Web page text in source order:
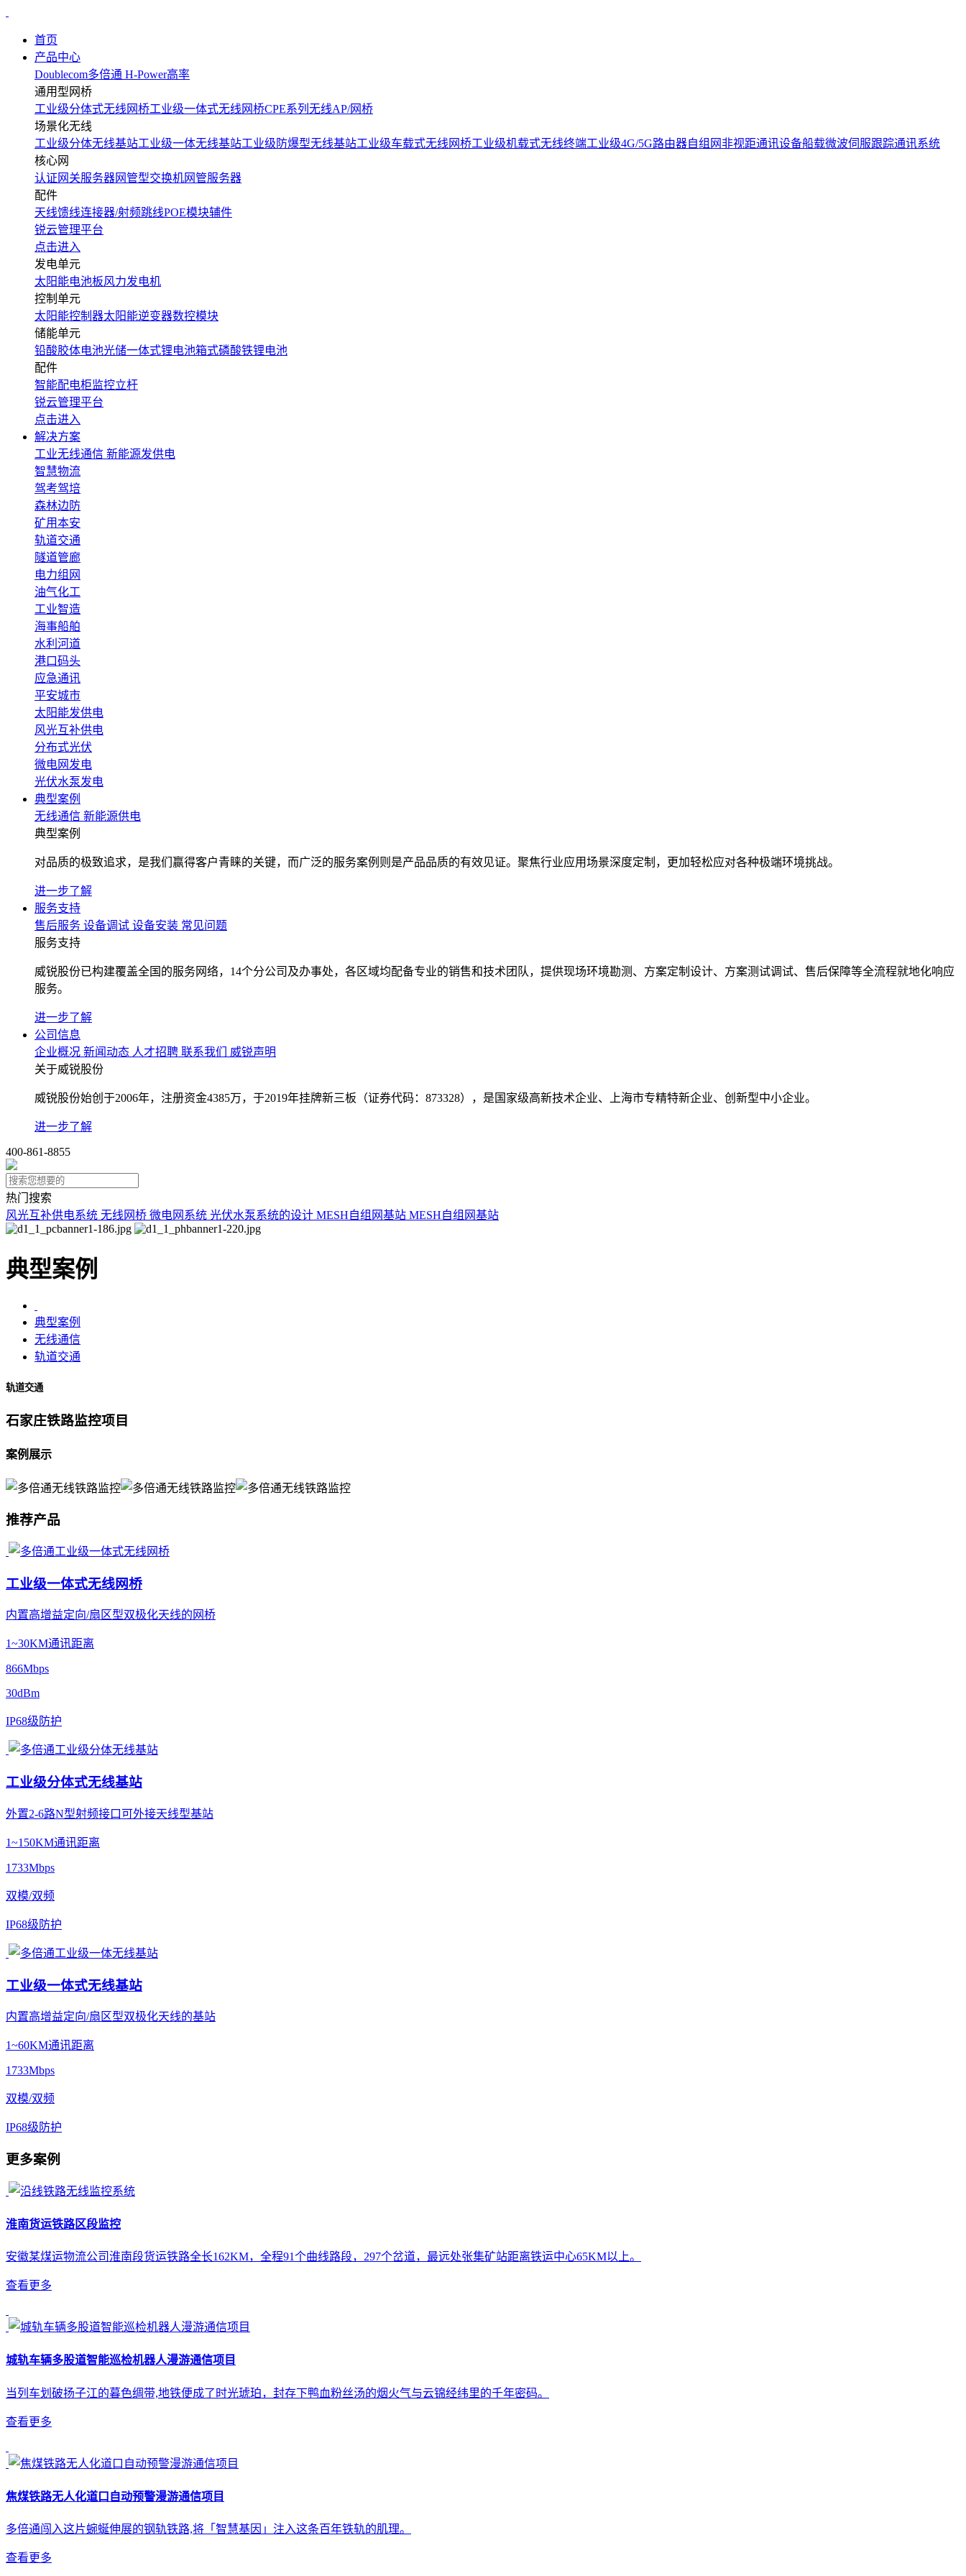
首页
产品中心
Doublecom多倍通 H-Power高率
通用型网桥
工业级分体式无线网桥工业级一体式无线网桥CPE系列无线AP/网桥
场景化无线
工业级分体无线基站工业级一体无线基站工业级防爆型无线基站工业级车载式无线网桥工业级机载式无线终端工业级4G/5G路由器自组网非视距通讯设备船载微波伺服跟踪通讯系统
核心网
认证网关服务器网管型交换机网管服务器
配件
天线馈线连接器/射频跳线POE模块辅件
锐云管理平台
点击进入
发电单元
太阳能电池板风力发电机
控制单元
太阳能控制器太阳能逆变器数控模块
储能单元
铅酸胶体电池光储一体式锂电池箱式磷酸铁锂电池
配件
智能配电柜监控立杆
锐云管理平台
点击进入
解决方案
工业无线通信 新能源发供电
智慧物流
驾考驾培
森林边防
矿用本安
轨道交通
隧道管廊
电力组网
油气化工
工业智造
海事船舶
水利河道
港口码头
应急通讯
平安城市
太阳能发供电
风光互补供电
分布式光伏
微电网发电
光伏水泵发电
典型案例
无线通信 新能源供电
典型案例
对品质的极致追求，是我们赢得客户青睐的关键，而广泛的服务案例则是产品品质的有效见证。聚焦行业应用场景深度定制，更加轻松应对各种极端环境挑战。
进一步了解
服务支持
售后服务 设备调试 设备安装 常见问题
服务支持
威锐股份已构建覆盖全国的服务网络，14个分公司及办事处，各区域均配备专业的销售和技术团队，提供现场环境勘测、方案定制设计、方案测试调试、售后保障等全流程就地化响应
服务。
进一步了解
公司信息
企业概况 新闻动态 人才招聘 联系我们
威锐声明
关于威锐股份
威锐股份始创于2006年，注册资金4385万，于2019年挂牌新三板（证券代码：873328），是国家级高新技术企业、上海市专精特新企业、创新型中小企业。
进一步了解
400-861-8855
热门搜索
风光互补供电系统 无线网桥 微电网系统 光伏水泵系统的设计 MESH自组网基站 MESH自组网基站
典型案例
典型案例
无线通信
轨道交通
轨道交通
石家庄铁路监控项目
案例展示
推荐产品
工业级一体式无线网桥
内置高增益定向/扇区型双极化天线的网桥
1~30KM通讯距离
866Mbps
30dBm
IP68级防护
工业级分体式无线基站
外置2-6路N型射频接口可外接天线型基站
1~150KM通讯距离
1733Mbps
双模/双频
IP68级防护
工业级一体式无线基站
内置高增益定向/扇区型双极化天线的基站
1~60KM通讯距离
1733Mbps
双模/双频
IP68级防护
更多案例
淮南货运铁路区段监控
安徽某煤运物流公司淮南段货运铁路全长162KM，全程91个曲线路段，297个岔道，最远处张集矿站距离铁运中心65KM以上。
查看更多
城轨车辆多股道智能巡检机器人漫游通信项目
当列车划破扬子江的暮色绸带,地铁便成了时光琥珀，封存下鸭血粉丝汤的烟火气与云锦经纬里的千年密码。
查看更多
焦煤铁路无人化道口自动预警漫游通信项目
多倍通闯入这片蜿蜒伸展的钢轨铁路,将「智慧基因」注入这条百年铁轨的肌理。
查看更多